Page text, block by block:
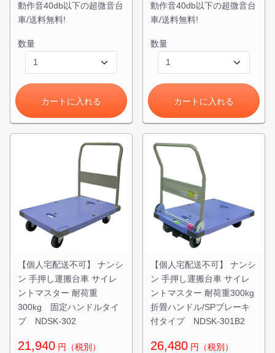
動作音40db以下の超微音台
車/送料無料!
数量
カートに入れる
動作音40db以下の超微音台
車/送料無料!
数量
カートに入れる
【個人宅配送不可】 ナンシ
ン 手押し運搬台車 サイレ
ントマスター 耐荷重
300kg 固定ハンドルタイ
プ NDSK-302
21,940 円（税別）
【個人宅配送不可】 ナンシ
ン 手押し運搬台車 サイレ
ントマスター 耐荷重300kg
折畳ハンドル/SPブレーキ
付タイプ NDSK-301B2
26,480 円（税別）